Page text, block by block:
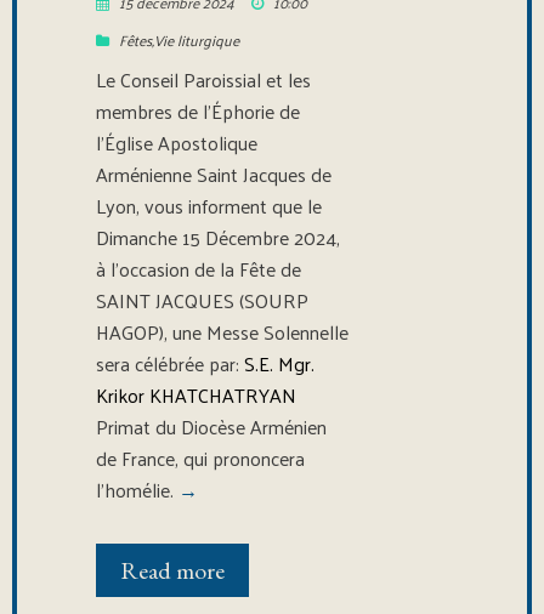
Fêtes,Vie liturgique
Le Conseil Paroissial et les
membres de l’Éphorie de
l’Église Apostolique
Arménienne Saint Jacques de
Lyon, vous informent que le
Dimanche 15 Décembre 2024,
à l’occasion de la Fête de
SAINT JACQUES (SOURP
HAGOP), une Messe Solennelle
sera célébrée par:S.E. Mgr.
Krikor KHATCHATRYAN
Primat du Diocèse Arménien
de France, qui prononcera
l’homélie. →
Read more